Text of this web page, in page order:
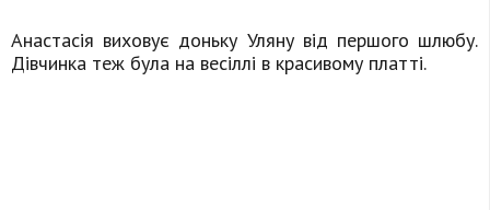
Анастасія виховує доньку Уляну від першого шлюбу.
Дівчинка теж була на весіллі в красивому платті.